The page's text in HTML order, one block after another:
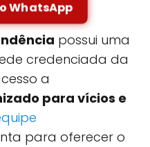
WhatsApp
possui uma
credenciada da
a
para vícios e
para oferecer o